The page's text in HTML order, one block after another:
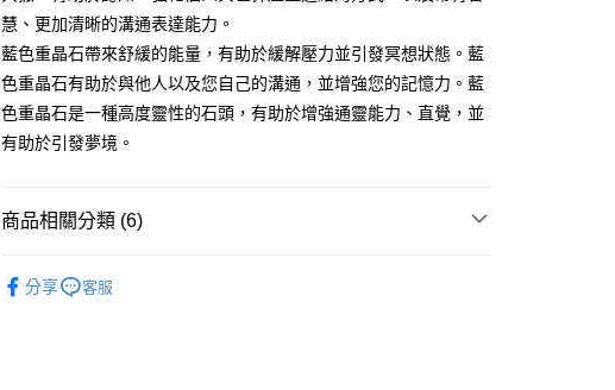
運送方式
全家取貨付款
7-11取貨付款
賣家宅配幫您送（台灣）
慧、更加清晰的溝通表達能力。
藍色重晶石帶來舒緩的能量，有助於緩解壓力並引發冥想狀態。藍
色重晶石有助於與他人以及您自己的溝通，並增強您的記憶力。藍
色重晶石是一種高度靈性的石頭，有助於增強通靈能力、直覺，並
有助於引發夢境。
商品相關分類 (6)
分享 客服